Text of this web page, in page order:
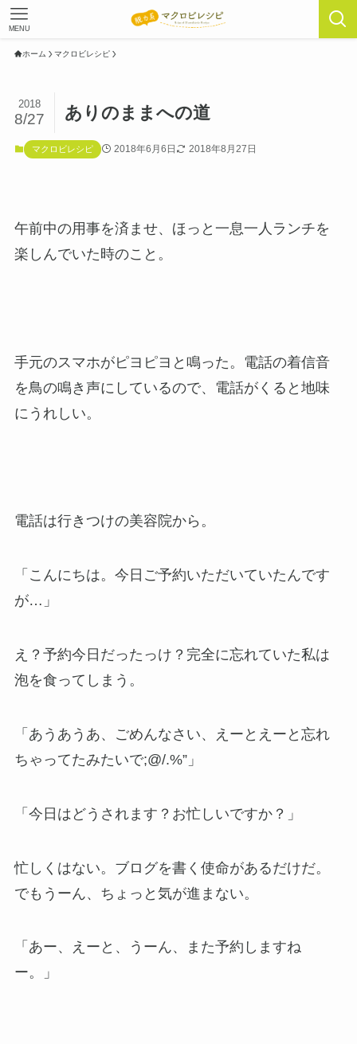
MENU
ホーム マクロビレシピ
ありのままへの道
2018
8/27
マクロビレシピ 2018年6月6日 2018年8月27日
午前中の用事を済ませ、ほっと一息一人ランチを
楽しんでいた時のこと。
手元のスマホがピヨピヨと鳴った。電話の着信音
を鳥の鳴き声にしているので、電話がくると地味
にうれしい。
電話は行きつけの美容院から。
「こんにちは。今日ご予約いただいていたんです
が…」
え？予約今日だったっけ？完全に忘れていた私は
泡を食ってしまう。
「あうあうあ、ごめんなさい、えーとえーと忘れ
ちゃってたみたいで;@/.%”」
「今日はどうされます？お忙しいですか？」
忙しくはない。ブログを書く使命があるだけだ。
でもうーん、ちょっと気が進まない。
「あー、えーと、うーん、また予約しますね
ー。」